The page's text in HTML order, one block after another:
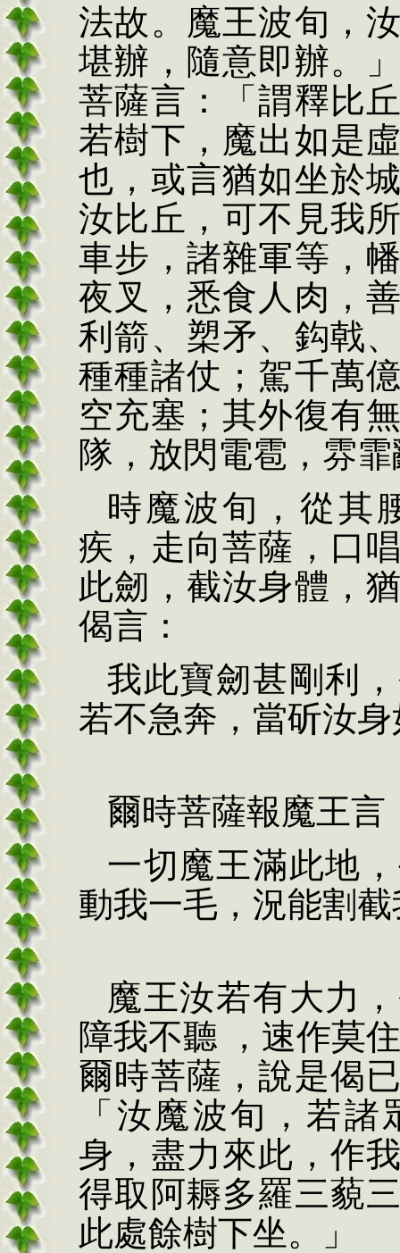
法故。魔王波旬，
堪辦，隨意即辦。
菩薩言：「謂釋比
若樹下，魔出如是
也，或言猶如坐於
汝比丘，可不見我
車步，諸雜軍等，
夜叉，悉食人肉，
利箭、槊矛、鈎戟
種種諸仗；駕千萬
空充塞；其外復有
隊，放閃電雹，雰
時魔波旬，從其
疾，走向菩薩，口
此劒，截汝身體，
偈言：
我此寶劒甚剛利
若不急奔，當斫汝
爾時菩薩報魔王言
一切魔王滿此地
動我一毛，況能割
魔王汝若有大力
障我不聽 ，速作莫
爾時菩薩，說是偈
「汝魔波旬，若
身，盡力來此，作
得取阿耨多羅三藐
此處餘樹下坐。」